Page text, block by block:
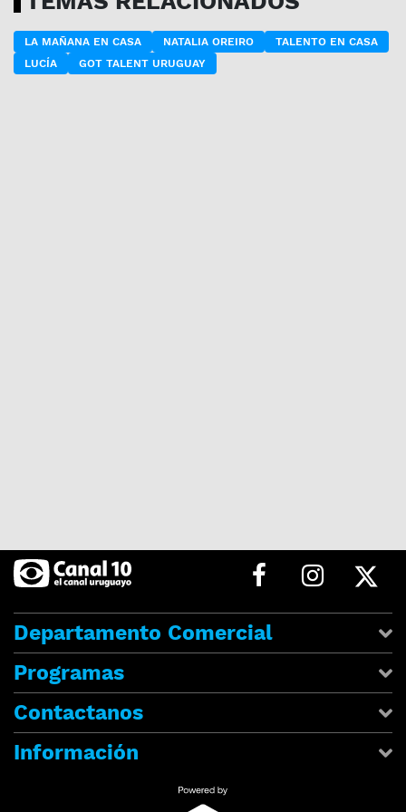
LA MAÑANA EN CASA NATALIA OREIRO
TALENTO EN CASA
LUCÍA
GOT TALENT URUGUAY
Departamento Comercial
Programas
Contactanos
Información